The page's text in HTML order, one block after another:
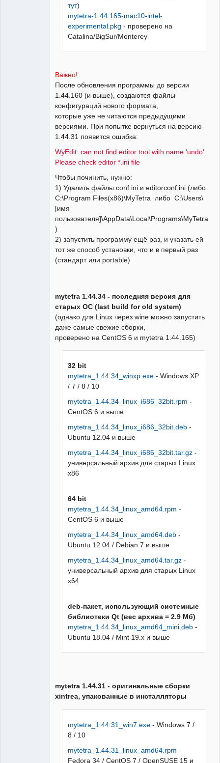
тут)
mytetra-1.44.165-mac10-intel-
experimental.pkg - проверено на
Catalina/BigSur/Monterey
Важно!
После обновления программы до версии
1.44.160 (и выше), создаются файлы
конфигураций нового формата,
которые уже не читаются предыдущими
версиями. При попытке вернуться на версию
1.44.31 появится ошибка:
WyEdit: can not find editor tool with name 'undo'.
Please check editor *.ini file
Чтобы починить, нужно:
1) Удалить файлы conf.ini и editorconf.ini (либо
C:\Program Files(x86)\MyTetra либо C:\Users\
[имя
пользователя]\AppData\Local\Programs\MyTetra
)
2) запустить программу ещё раз, и указать ей
тот же способ установки, что и в первый раз
(стандарт или portable)
mytetra 1.44.34 - последняя версия для
старых ОС (last build for old system)
(однако для Linux через wine можно запустить
даже самые свежие сборки,
проверено на CentOS 6 и mytetra 1.44.165)
32 bit
mytetra_1.44.34_winxp.exe - Windows XP
/ 7 / 8 / 10
mytetra_1.44.34_linux_i686_32bit.rpm -
CentOS 6 и выше
mytetra_1.44.34_linux_i686_32bit.deb -
Ubuntu 12.04 и выше
mytetra_1.44.34_linux_i686_32bit.tar.gz -
универсальный архив для старых Linux
x86
64 bit
mytetra_1.44.34_linux_amd64.rpm -
CentOS 6 и выше
mytetra_1.44.34_linux_amd64.deb -
Ubuntu 12.04 / Debian 7 и выше
mytetra_1.44.34_linux_amd64.tar.gz -
универсальный архив для старых Linux
x64
deb-пакет, использующий системные
библиотеки Qt (вес архива = 2.9 Мб)
mytetra_1.44.34_linux_amd64_mini.deb -
Ubuntu 18.04 / Mint 19.x и выше
mytetra 1.44.31 - оригинальные сборки
xintrea, упакованные в инсталляторы
mytetra_1.44.31_win7.exe - Windows 7 /
8 / 10
mytetra_1.44.31_linux_amd64.rpm -
Fedora 34 / CentOS 7 / OpenSUSE 15 и